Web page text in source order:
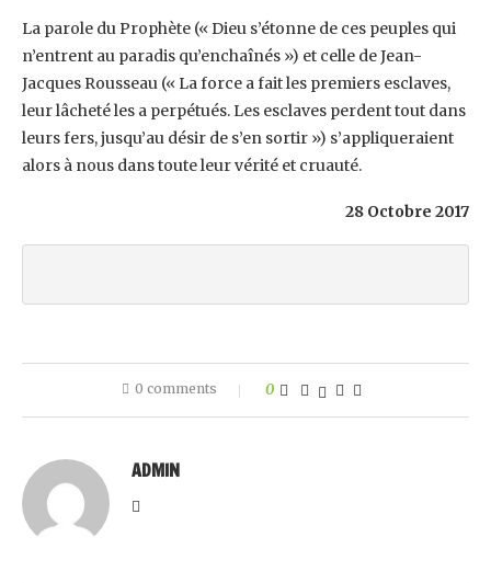
La parole du Prophète (« Dieu s’étonne de ces peuples qui
n’entrent au paradis qu’enchaînés ») et celle de Jean-
Jacques Rousseau (« La force a fait les premiers esclaves,
leur lâcheté les a perpétués. Les esclaves perdent tout dans
leurs fers, jusqu’au désir de s’en sortir ») s’appliqueraient
alors à nous dans toute leur vérité et cruauté.
28 Octobre 2017
0 comments 0
ADMIN